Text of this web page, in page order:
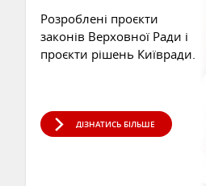
Розроблені проєкти
законів Верховної Ради і
проєкти рішень Київради.
ДІЗНАТИСЬ БІЛЬШЕ